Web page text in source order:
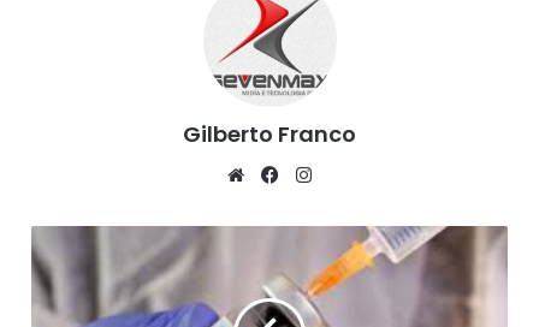
Gilberto Franco
We
te
Fa
bo
ra
m
a
c